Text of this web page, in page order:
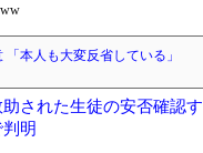
本人も大変反省している」
された生徒の安否確認す
明